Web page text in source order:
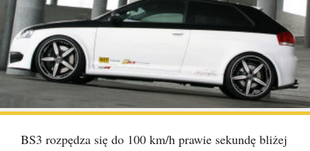
BS3 rozpędza się do 100 km/h prawie sekundę bliżej